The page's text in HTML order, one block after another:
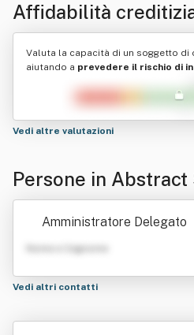
Affidabilità
Valuta la capacità di un soggetto di
aiutando a prevedere il rischio di
Vedi altre valutazioni
Persone in Abstract
Amministratore Delegato
Nome e Cognome
Vedi altri contatti